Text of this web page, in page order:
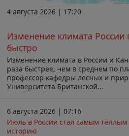
4 августа 2026 | 17:20
Изменение климата России
быстро
Изменение климата в России и
раза быстрее, чем в среднем по
профессор кафедры лесных и
Университета Британской...
6 августа 2026 | 07:16
Июль в России стал самым тёплым
историю